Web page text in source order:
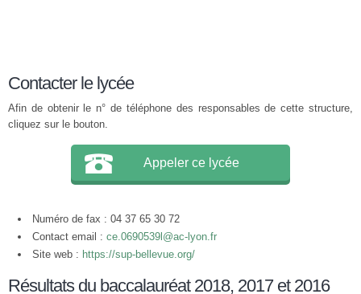
Contacter le lycée
Afin de obtenir le n° de téléphone des responsables de cette structure,
cliquez sur le bouton.
Appeler ce lycée
Numéro de fax : 04 37 65 30 72
Contact email : ce.0690539l@ac-lyon.fr
Site web : https://sup-bellevue.org/
Résultats du baccalauréat 2018, 2017 et 2016